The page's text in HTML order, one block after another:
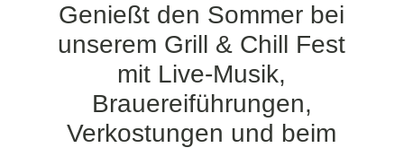
Genießt den Sommer bei
unserem Grill & Chill Fest
mit Live-Musik,
Brauereiführungen,
Verkostungen und beim